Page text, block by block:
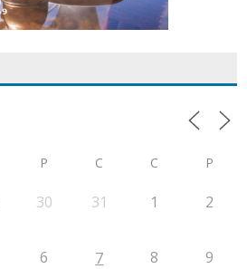
P C C P
30 31 1 2
6 7 8 9